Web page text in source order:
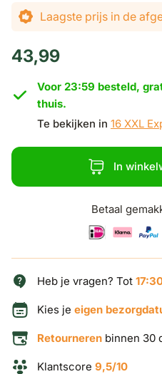
Laagste prijs in de
43,99
Voor 23:59 besteld,
thuis.
Te bekijken in 16 XXL
In
Betaal
Heb je vragen? Tot
Kies je eigen
Retourneren binnen 30
Klantscore 9,5/10